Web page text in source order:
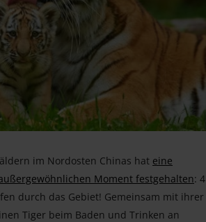
im Nordosten Chinas hat eine
Moment festgehalten: 4
durch das Gebiet! Gemeinsam mit ihrer
Tiger beim Baden und Trinken an